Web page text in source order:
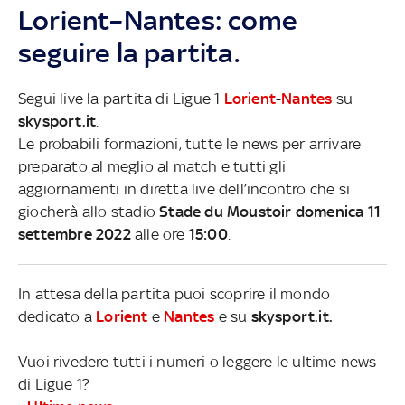
Lorient–Nantes: come
seguire la partita.
Segui live la partita di Ligue 1 Lorient-Nantes su
skysport.it
Le probabili formazioni, tutte le news per arrivare
preparato al meglio al match e tutti gli
aggiornamenti in diretta live dell’incontro che si
giocherà allo stadioStade du Moustoir domenica 11
settembre 2022alle ore 15:00.
In attesa della partita puoi scoprire il mondo
dedicato a Lorient e Nantes e su skysport.it.
Vuoi rivedere tutti i numeri o leggere le ultime news
di Ligue 1?